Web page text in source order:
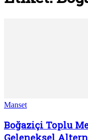
Manset
Boğaziçi Toplu
Geleneksel